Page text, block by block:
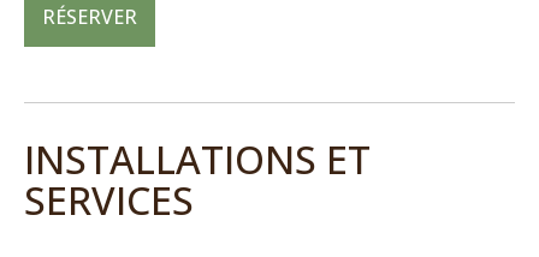
RÉSERVER
INSTALLATIONS ET
SERVICES